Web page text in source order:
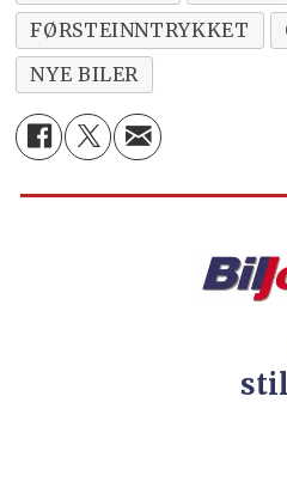
FØRSTEINNTRYKKET
NYE BILER